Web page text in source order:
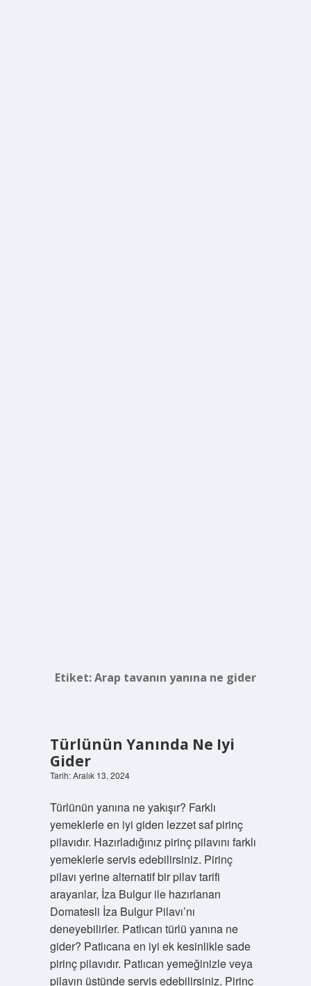
Etiket:Arap tavanın yanına ne gider
Türlünün Yanında Ne Iyi
Gider
Tarih: Aralık 13, 2024
Türlünün yanına ne yakışır? Farklı
yemeklerle en iyi giden lezzet saf pirinç
pilavıdır. Hazırladığınız pirinç pilavını farklı
yemeklerle servis edebilirsiniz. Pirinç
pilavı yerine alternatif bir pilav tarifi
arayanlar, İza Bulgur ile hazırlanan
Domatesli İza Bulgur Pilavı’nı
deneyebilirler. Patlıcan türlü yanına ne
gider? Patlıcana en iyi ek kesinlikle sade
pirinç pilavıdır. Patlıcan yemeğinizle veya
pilavın üstünde servis edebilirsiniz. Pirinç